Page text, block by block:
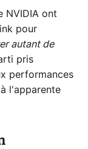
NVIDIA ont
pour
autant de
pris
performances
l'apparente